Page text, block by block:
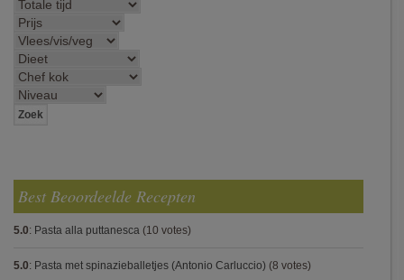
Best Beoordeelde Recepten
5.0: Pasta alla puttanesca (10 votes)
5.0: Pasta met spinazieballetjes (Antonio Carluccio) (8 votes)